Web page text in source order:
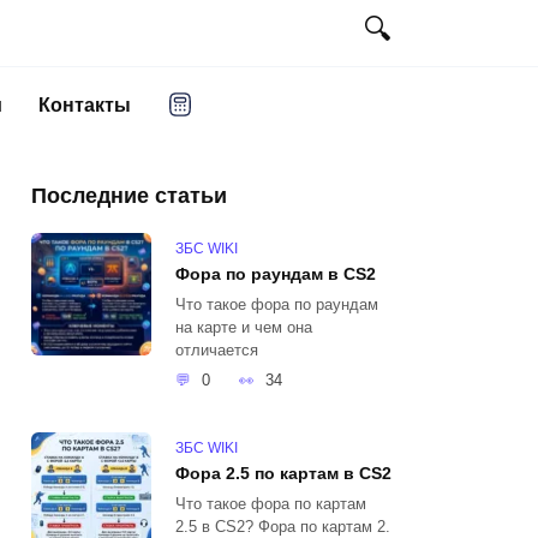
Контакты
Последние статьи
ЗБС WIKI
Фора по раундам в CS2
Что такое фора по раундам
на карте и чем она
отличается
0
34
ЗБС WIKI
Фора 2.5 по картам в CS2
Что такое фора по картам
2.5 в CS2? Фора по картам 2.